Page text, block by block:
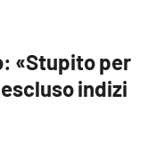
«Stupito per
indizi